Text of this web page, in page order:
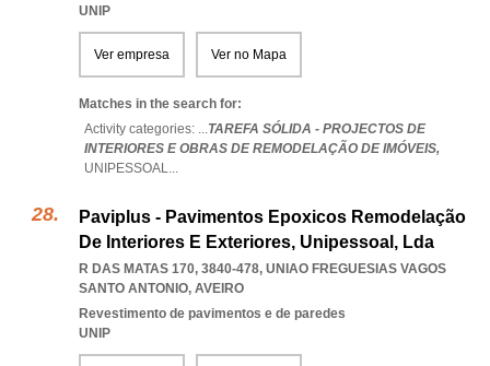
UNIP
Ver empresa Ver no Mapa
Matches in the search for:
Activity categories: ...TAREFA SÓLIDA - PROJECTOS DE
INTERIORES E OBRAS DE REMODELAÇÃO DE IMÓVEIS,
UNIPESSOAL...
Paviplus - Pavimentos Epoxicos Remodelação
De Interiores E Exteriores, Unipessoal, Lda
R DAS MATAS 170, 3840-478, UNIAO FREGUESIAS VAGOS
SANTO ANTONIO, AVEIRO
Revestimento de pavimentos e de paredes
UNIP